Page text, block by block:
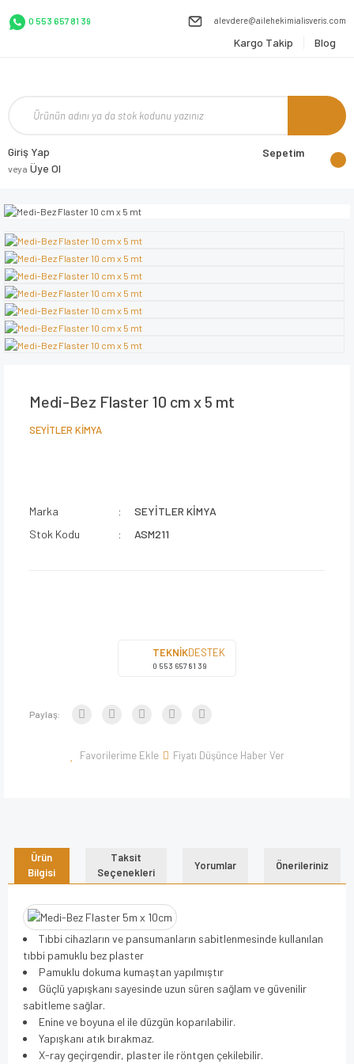
0 553 657 81 39 alevdere@ailehekimialisveris.com
Kargo Takip Blog
Giriş Yap
veya Üye Ol
Sepetim
Medi-Bez Flaster 10 cm x 5 mt
SEYİTLER KİMYA
Marka
SEYİTLER KİMYA
Stok Kodu
ASM211
TEKNİKDESTEK
0 553 657 81 39
Paylaş:
Fiyatı Düşünce Haber Ver
Ürün
Bilgisi
Taksit
Seçenekleri
Yorumlar Önerileriniz
Tıbbi cihazların ve pansumanların sabitlenmesinde kullanılan
tıbbi pamuklu bez plaster
Pamuklu dokuma kumaştan yapılmıştır
Güçlü yapışkanı sayesinde uzun süren sağlam ve güvenilir
sabitleme sağlar.
Enine ve boyuna el ile düzgün koparılabilir.
Yapışkanı atık bırakmaz.
X-ray geçirgendir, plaster ile röntgen çekilebilir.